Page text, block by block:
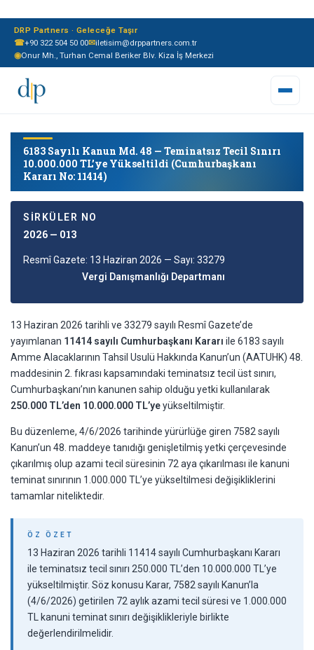
☎+90 322 504 50 00✉iletisim@drppartners.com.tr
◉Onur Mh., Turhan Cemal Beriker Blv. Kiza İş Merkezi
DRP Partners · Geleceğe Taşır
6183 Sayılı Kanun Md. 48 — Teminatsız Tecil Sınırı
10.000.000 TL’ye Yükseltildi (Cumhurbaşkanı
Kararı No: 11414)
SIRKÜLER NO
2026 — 013
Resmî Gazete: 13 Haziran 2026 — Sayı: 33279
Vergi Danışmanlığı Departmanı
13 Haziran 2026 tarihli ve 33279 sayılı Resmî Gazete’de
yayımlanan 11414 sayılı Cumhurbaşkanı Kararı ile 6183 sayılı
Amme Alacaklarının Tahsil Usulü Hakkında Kanun’un (AATUHK) 48.
maddesinin 2. fıkrası kapsamındaki teminatsız tecil üst sınırı,
Cumhurbaşkanı’nın kanunen sahip olduğu yetki kullanılarak
250.000 TL’den 10.000.000 TL’yeyükseltilmiştir.
Bu düzenleme, 4/6/2026 tarihinde yürürlüğe giren 7582 sayılı
Kanun’un 48. maddeye tanıdığı genişletilmiş yetki çerçevesinde
çıkarılmış olup azami tecil süresinin 72 aya çıkarılması ile kanuni
teminat sınırının 1.000.000 TL’ye yükseltilmesi değişikliklerini
tamamlar niteliktedir.
ÖZ ÖZET
13 Haziran 2026 tarihli 11414 sayılı Cumhurbaşkanı Kararı
ile teminatsız tecil sınırı 250.000 TL’den 10.000.000 TL’ye
yükseltilmiştir. Söz konusu Karar, 7582 sayılı Kanun’la
(4/6/2026) getirilen 72 aylık azami tecil süresi ve 1.000.000
TL kanuni teminat sınırı değişiklikleriyle birlikte
değerlendirilmelidir.